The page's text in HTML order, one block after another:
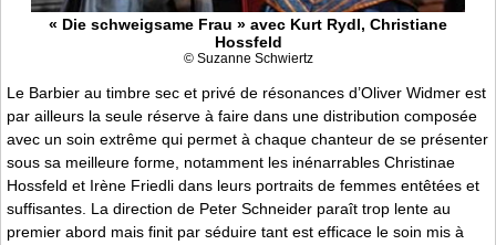
« Die schweigsame Frau » avec Kurt Rydl, Christiane
Hossfeld
© Suzanne Schwiertz
Le Barbier au timbre sec et privé de résonances d’Oliver Widmer est
par ailleurs la seule réserve à faire dans une distribution composée
avec un soin extrême qui permet à chaque chanteur de se présenter
sous sa meilleure forme, notamment les inénarrables Christinae
Hossfeld et Irène Friedli dans leurs portraits de femmes entêtées et
suffisantes. La direction de Peter Schneider paraît trop lente au
premier abord mais finit par séduire tant est efficace le soin mis à